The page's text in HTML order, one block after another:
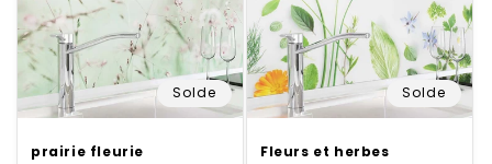
Solde
prairie fleurie
Solde
Fleurs et herbes